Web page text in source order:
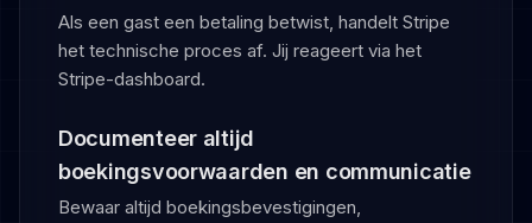
Als een gast een betaling betwist, handelt Stripe
het technische proces af. Jij reageert via het
Stripe-dashboard.
Documenteer altijd
boekingsvoorwaarden en communicatie
Bewaar altijd boekingsbevestigingen,